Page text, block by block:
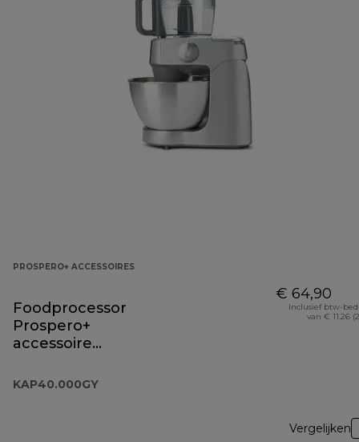
PROSPERO+ ACCESSOIRES
Foodprocessor
Prospero+
accessoire
KAP40.000GY
€ 64,90
Inclusief btw-
van € 11,26
Vergelijken